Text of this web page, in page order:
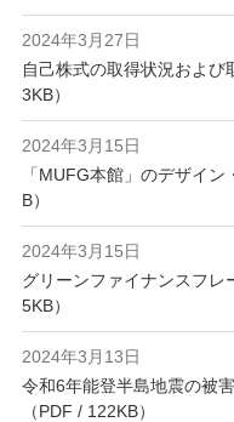
2024年3月27日
自己株式の取得状況およ
3KB）
2024年3月15日
「MUFG本館」のデザイ
B）
2024年3月15日
グリーンファイナンスフレ
5KB）
2024年3月13日
令和6年能登半島地震の被
（PDF / 122KB）